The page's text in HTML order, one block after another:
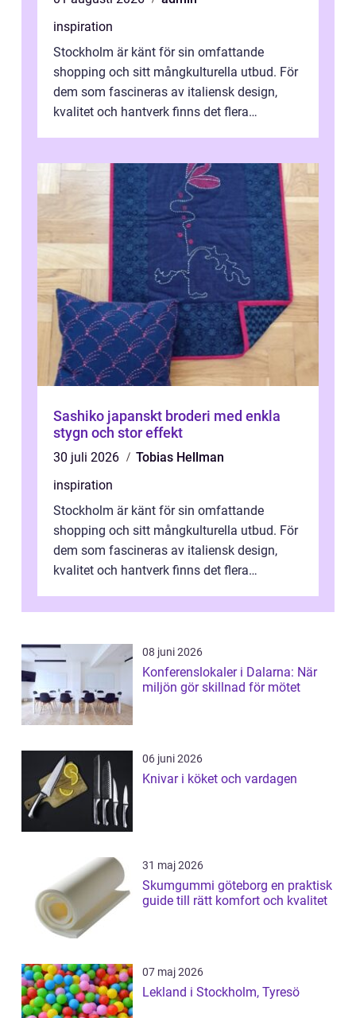
inspiration
Stockholm är känt för sin omfattande
shopping och sitt mångkulturella utbud. För
dem som fascineras av italiensk design,
kvalitet och hantverk finns det flera
Sashiko japanskt broderi med enkla
stygn och stor effekt
30 juli 2026
Tobias Hellman
inspiration
Stockholm är känt för sin omfattande
shopping och sitt mångkulturella utbud. För
dem som fascineras av italiensk design,
kvalitet och hantverk finns det flera
08 juni 2026
Konferenslokaler i Dalarna: När
miljön gör skillnad för mötet
06 juni 2026
Knivar i köket och vardagen
31 maj 2026
Skumgummi göteborg en praktisk
guide till rätt komfort och kvalitet
07 maj 2026
Lekland i Stockholm, Tyresö